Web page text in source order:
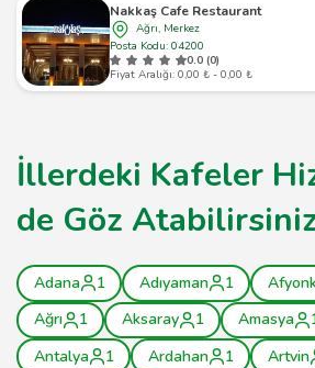
Nakkaş Cafe Restaurant
Ağrı, Merkez
Posta Kodu: 04200
0.0 (0)
Fiyat Aralığı: 0,00 ₺ - 0,00 ₺
İllerdeki Kafeler
de Göz
Adana 1 Adıyaman 1
Ağrı
1 Aksaray 1 Amasya
Antalya
1 Ardahan 1 Artvin